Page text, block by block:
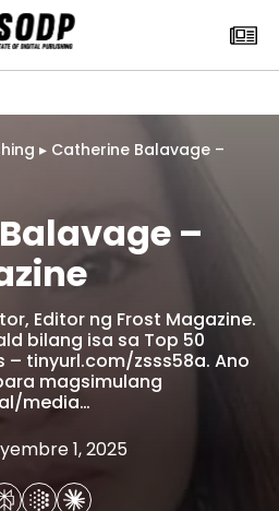
▸ Catherine Balavage –
–
Editor ng Frost Magazine.
bilang isa sa Top 50
– tinyurl.com/zsss58a. Ano
magsimulang
media…
1, 2025